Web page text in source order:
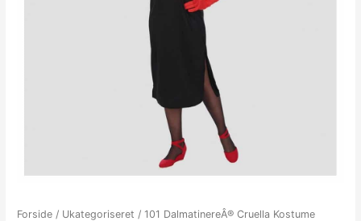
Forside / Ukategoriseret / 101 DalmatinereÂ® Cruella Kostume